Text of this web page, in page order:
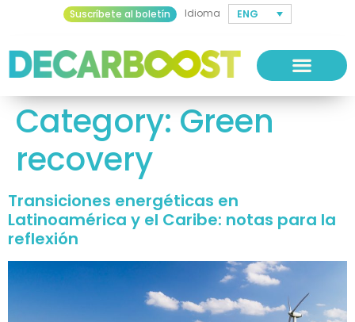
Suscríbete al boletín Idioma ENG
Category: Green
recovery
Transiciones energéticas en
Latinoamérica y el Caribe: notas para la
reflexión